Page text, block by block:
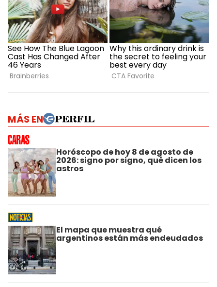
MÁS EN
Horóscopo de hoy 8 de agosto de
2026: signo por signo, qué dicen los
astros
El mapa que muestra qué
argentinos están más endeudados